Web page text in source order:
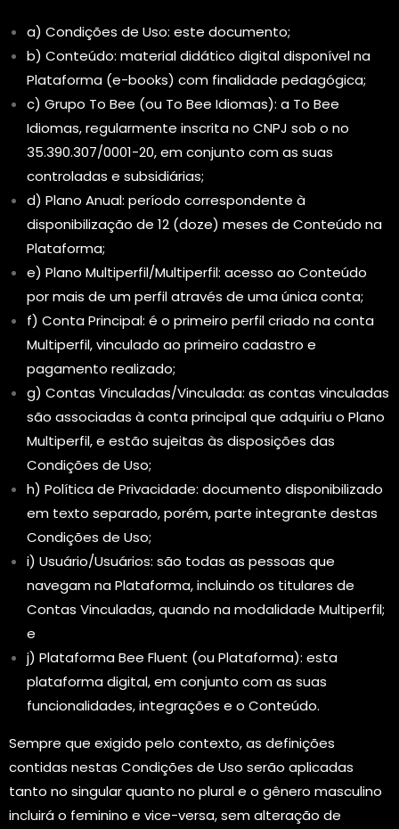
a) Condições de Uso: este documento;
b) Conteúdo: material didático digital disponível na
Plataforma (e-books) com finalidade pedagógica;
c) Grupo To Bee (ou To Bee Idiomas): a To Bee
Idiomas, regularmente inscrita no CNPJ sob o no
35.390.307/0001-20, em conjunto com as suas
controladas e subsidiárias;
d) Plano Anual: período correspondente à
disponibilização de 12 (doze) meses de Conteúdo na
Plataforma;
e) Plano Multiperfil/Multiperfil: acesso ao Conteúdo
por mais de um perfil através de uma única conta;
f) Conta Principal: é o primeiro perfil criado na conta
Multiperfil, vinculado ao primeiro cadastro e
pagamento realizado;
g) Contas Vinculadas/Vinculada: as contas vinculadas
são associadas à conta principal que adquiriu o Plano
Multiperfil, e estão sujeitas às disposições das
Condições de Uso;
h) Política de Privacidade: documento disponibilizado
em texto separado, porém, parte integrante destas
Condições de Uso;
i) Usuário/Usuários: são todas as pessoas que
navegam na Plataforma, incluindo os titulares de
Contas Vinculadas, quando na modalidade Multiperfil;
e
j) Plataforma Bee Fluent (ou Plataforma): esta
plataforma digital, em conjunto com as suas
funcionalidades, integrações e o Conteúdo.
Sempre que exigido pelo contexto, as definições
contidas nestas Condições de Uso serão aplicadas
tanto no singular quanto no plural e o gênero masculino
incluirá o feminino e vice-versa, sem alteração de